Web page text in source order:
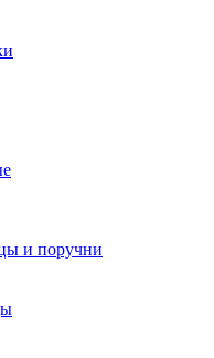
и поручни